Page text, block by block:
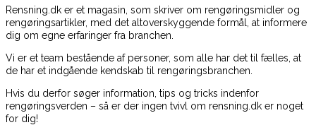
Rensning.dk er et magasin, som skriver om rengøringsmidler og
rengøringsartikler, med det altoverskyggende formål, at informere
dig om egne erfaringer fra branchen.
Vi er et team bestående af personer, som alle har det til fælles, at
de har et indgående kendskab til rengøringsbranchen.
Hvis du derfor søger information, tips og tricks indenfor
rengøringsverden – så er der ingen tvivl om rensning.dk er noget
for dig!